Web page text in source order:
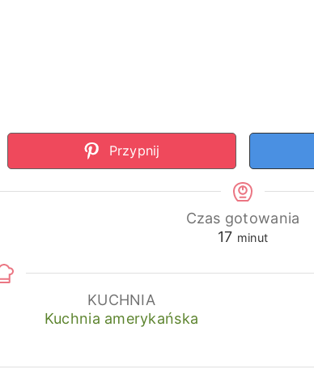
Przypnij
Czas gotowania
17minuty
minut
KUCHNIA
Kuchnia amerykańska